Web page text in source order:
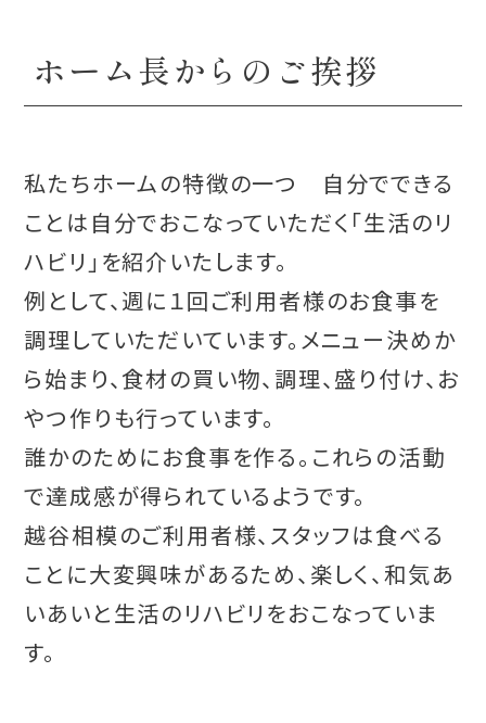
ホーム長からのご挨拶
私たちホームの特徴の一つ 自分でできる
ことは自分でおこなっていただく「生活のリ
ハビリ」を紹介いたします。
例として、週に１回ご利用者様のお食事を
調理していただいています。メニュー決めか
ら始まり、食材の買い物、調理、盛り付け、お
やつ作りも行っています。
誰かのためにお食事を作る。これらの活動
で達成感が得られているようです。
越谷相模のご利用者様、スタッフは食べる
ことに大変興味があるため、楽しく、和気あ
いあいと生活のリハビリをおこなっていま
す。